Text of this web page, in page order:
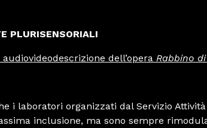
PLURISENSORIALI
dell’opera Rabbino
i laboratori organizzati dal Servizio
inclusione, ma sono sempre